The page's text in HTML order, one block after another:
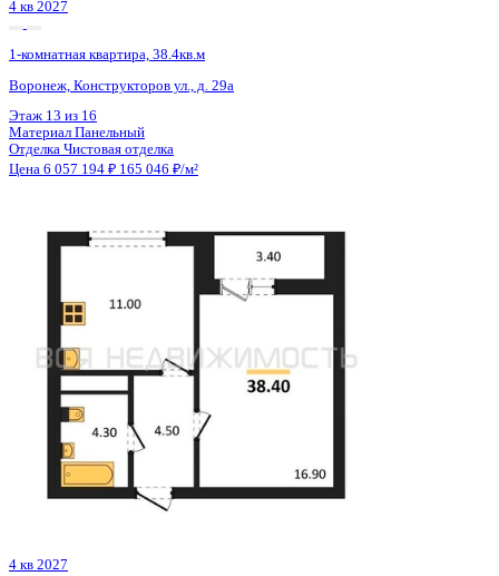
Этаж
Материал
Панельный
Отделка Чистовая отделка
Цена 6 057 194 ₽ 165 046 ₽/м²